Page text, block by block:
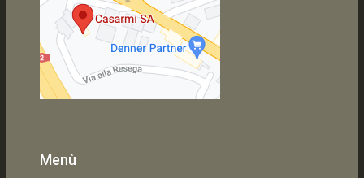
Menù